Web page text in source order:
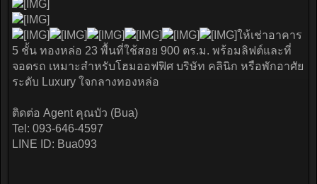
ให้เช่าอาคาร
5 ชั้น ทองหล่อ 23 พื้นที่ใช้สอย 900 ตร.ม. พร้อมลิฟต์และที่
จอดรถ เหมาะสำหรับโฮมออฟฟิศ บริษัท คลินิก หรือพักอาศัย
ระดับ Luxury ใจกลางทองหล่อ
ติดต่อ Agent คุณบัว (Bua)
Tel: 093-646-4597
LINE ID: Bua093